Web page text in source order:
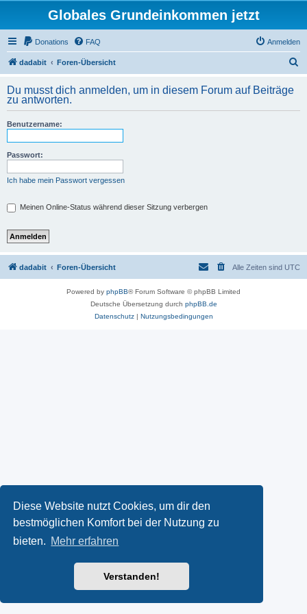
Diese Website nutzt Cookies, um dir den
bestmöglichen Komfort bei der Nutzung zu
bieten. Mehr erfahren
Verstanden!
Globales Grundeinkommen jetzt
Donations FAQ Anmelden
dadabit Foren-Übersicht
h
Du musst dich anmelden, um in diesem Forum auf Beiträge
zu antworten.
Benutzername:
Passwort:
Ich habe mein Passwort vergessen
Meinen Online-Status während dieser Sitzung verbergen
dadabit Foren-Übersicht Alle Zeiten sind UTC
Powered by phpBB® Forum Software © phpBB Limited
Deutsche Übersetzung durch phpBB.de
Datenschutz| Nutzungsbedingungen